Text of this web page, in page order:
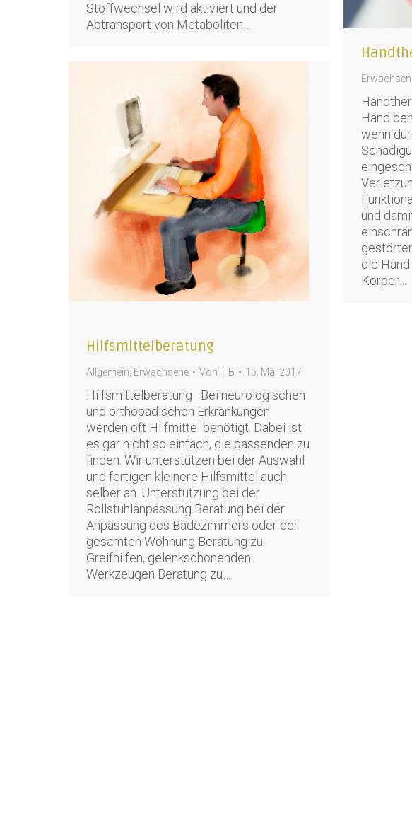
Stoffwechsel wird aktiviert und der
Abtransport von Metaboliten…
Hand
wenn
und
die
Körper…
Hilfsmittelberatung
Allgemein Erwachsene Von T B 15. Mai 2017
Hilfsmittelberatung Bei neurologischen
und orthopädischen Erkrankungen
werden oft Hilfmittel benötigt. Dabei ist
es gar nicht so einfach, die passenden zu
finden. Wir unterstützen bei der Auswahl
und fertigen kleinere Hilfsmittel auch
selber an. Unterstützung bei der
Rollstuhlanpassung Beratung bei der
Anpassung des Badezimmers oder der
gesamten Wohnung Beratung zu
Greifhilfen, gelenkschonenden
Werkzeugen Beratung zu…